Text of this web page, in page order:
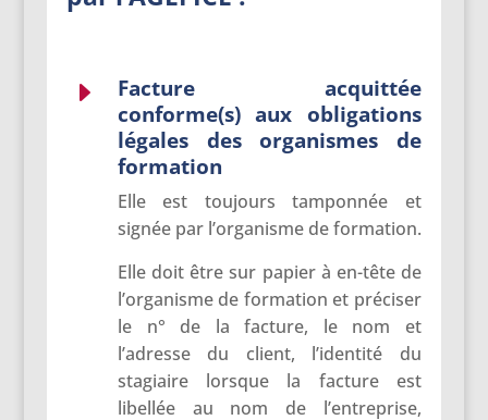
E
Facture acquittée
conforme(s) aux obligations
légales des organismes de
formation
Elle est toujours tamponnée et
signée par l’organisme de formation.
Elle doit être sur papier à en-tête de
l’organisme de formation et préciser
le n° de la facture, le nom et
l’adresse du client, l’identité du
stagiaire lorsque la facture est
libellée au nom de l’entreprise,